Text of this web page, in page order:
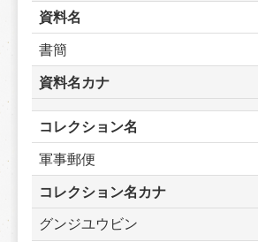
資料名
書簡
資料名カナ
コレクション名
軍事郵便
コレクション名カナ
グンジユウビン